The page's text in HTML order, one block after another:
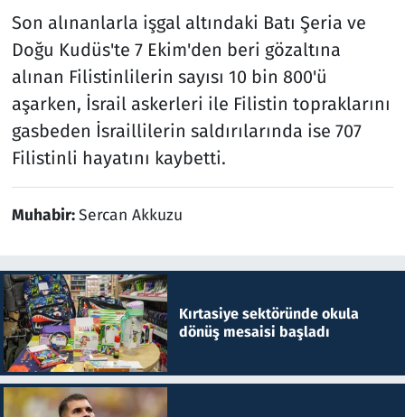
Son alınanlarla işgal altındaki Batı Şeria ve
Doğu Kudüs'te 7 Ekim'den beri gözaltına
alınan Filistinlilerin sayısı 10 bin 800'ü
aşarken, İsrail askerleri ile Filistin topraklarını
gasbeden İsraillilerin saldırılarında ise 707
Filistinli hayatını kaybetti.
Muhabir:Sercan Akkuzu
Kırtasiye sektöründe okula
dönüş mesaisi başladı